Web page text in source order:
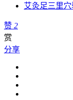
艾灸足三里
赞 2
赏
分享